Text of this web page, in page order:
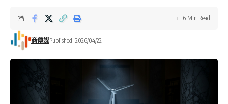
商傳媒Published: 2026/04/22
6 Min Read